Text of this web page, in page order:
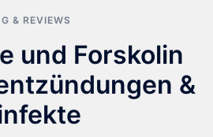
& REVIEWS
und Forskolin
&